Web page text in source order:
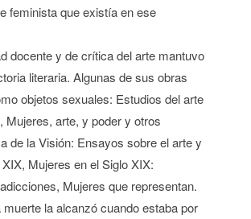
feminista que existía en ese
docente y de crítica del arte mantuvo
literaria. Algunas de sus obras
objetos sexuales: Estudios del arte
Mujeres, arte, y poder y otros
de la Visión: Ensayos sobre el arte y
Mujeres en el Siglo XIX:
Mujeres que representan.
la alcanzó cuando estaba por